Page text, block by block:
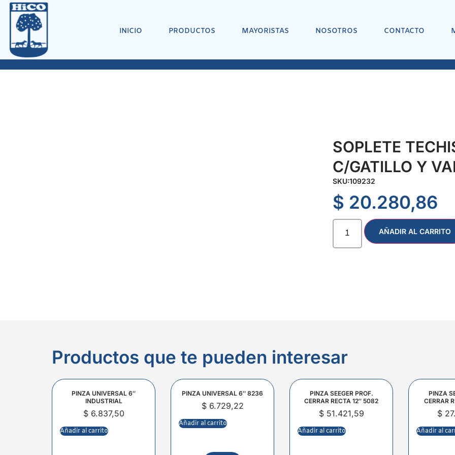
INICIO PRODUCTOS MAYORISTAS NOSOTROS CONTACTO
SOPLETE
C/GATILLO Y
SKU:109232
$ 20.280,86
AÑADIR AL CARRITO
Productos que te pueden interesar
PINZA UNIVERSAL 6″
INDUSTRIAL
$6.837,50
Añadir al carrito
PINZA UNIVERSAL 6″ 8236
$6.729,22
Añadir al carrito
PINZA SEEGER PROF.
CERRAR RECTA 12″ 5082
$51.421,59
Añadir al carrito
PINZA
CERRAR
$
Añadir al